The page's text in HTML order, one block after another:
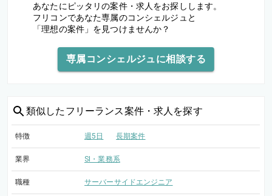
あなたにピッタリの案件・求人をお探しします。
フリコンであなた専属のコンシェルジュと
「理想の案件」を見つけませんか？
専属コンシェルジュに相談する
類似した フリーランス案件・求人を探す
特徴 週5日 長期案件
業界 SI・業務系
職種 サーバーサイドエンジニア